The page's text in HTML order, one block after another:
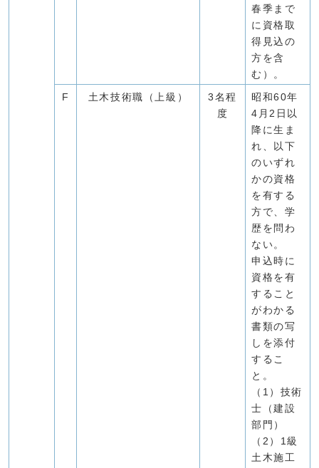
春季まで
に資格取
得見込の
方を含
む）。
F 土木技術職（上級）
3名程
度
昭和60年
4月2日以
降に生ま
れ、以下
のいずれ
かの資格
を有する
方で、学
歴を問わ
ない。
申込時に
資格を有
すること
がわかる
書類の写
しを添付
するこ
と。
（1）技術
士（建設
部門）
（2）1級
土木施工